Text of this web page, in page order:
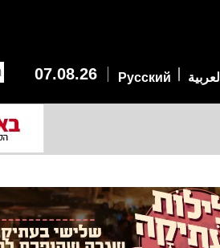
07.08.26 العربية Русский